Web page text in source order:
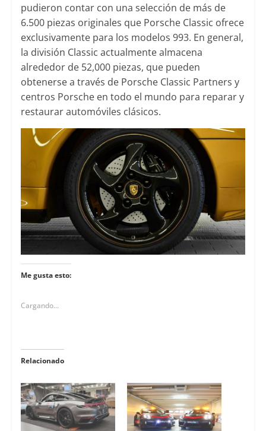
pudieron contar con una selección de más de
6.500 piezas originales que Porsche Classic ofrece
exclusivamente para los modelos 993. En general,
la división Classic actualmente almacena
alrededor de 52,000 piezas, que pueden
obtenerse a través de Porsche Classic Partners y
centros Porsche en todo el mundo para reparar y
restaurar automóviles clásicos.
Me gusta esto:
Cargando...
Relacionado